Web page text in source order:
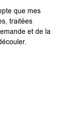
que mes
traitées
et de la